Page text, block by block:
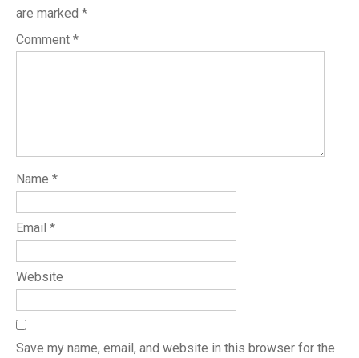
are marked *
Comment *
Name *
Email *
Website
Save my name, email, and website in this browser for the